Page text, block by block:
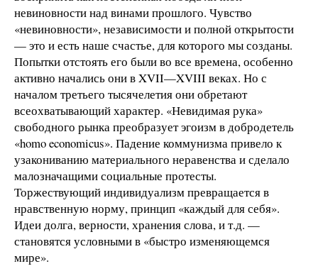
невиновности над винами прошлого. Чувство
«невиновности», независимости и полной открытости
— это и есть наше счастье, для которого мы созданы.
Попытки отстоять его были во все времена, особенно
активно начались они в XVII—XVIII веках. Но с
началом третьего тысячелетия они обретают
всеохватывающий характер. «Невидимая рука»
свободного рынка преобразует эгоизм в добродетель
«homo economicus». Падение коммунизма привело к
узакониванию материального неравенства и сделало
малозначащими социальные протесты.
Торжествующий индивидуализм превращается в
нравственную норму, принцип «каждый для себя».
Идеи долга, верности, хранения слова, и т.д. —
становятся условными в «быстро изменяющемся
мире».